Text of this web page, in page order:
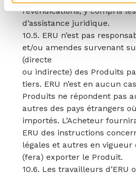
revendications, y compris
d’assistance juridique.
10.5. ERU n’est pas
et/ou amendes survenant
(directe
ou indirecte) des Produits
tiers. ERU n’est en aucun
Produits ne répondent pas
autres des pays étrangers
importés. L’Acheteur
ERU des instructions
légales et autres en vigueur
(fera) exporter le Produit.
10.6. Les travailleurs d’ERU